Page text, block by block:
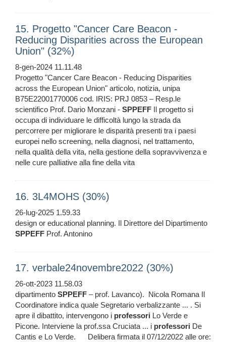
15. Progetto "Cancer Care Beacon -
Reducing Disparities across the European
Union" (32%)
8-gen-2024 11.11.48
Progetto "Cancer Care Beacon - Reducing Disparities
across the European Union" articolo, notizia, unipa
B75E22001770006 cod. IRIS: PRJ 0853 – Resp.le
scientifico Prof. Dario Monzani - SPPEFF Il progetto si
occupa di individuare le difficoltà lungo la strada da
percorrere per migliorare le disparità presenti tra i paesi
europei nello screening, nella diagnosi, nel trattamento,
nella qualità della vita, nella gestione della sopravvivenza e
nelle cure palliative alla fine della vita
16. 3L4MOHS (30%)
26-lug-2025 1.59.33
design or educational planning. Il Direttore del Dipartimento
SPPEFF Prof. Antonino
17. verbale24novembre2022 (30%)
26-ott-2023 11.58.03
dipartimento SPPEFF – prof. Lavanco). Nicola Romana Il
Coordinatore indica quale Segretario verbalizzante ... . Si
apre il dibattito, intervengono i professori Lo Verde e
Picone. Interviene la prof.ssa Cruciata ... i professori De
Cantis e Lo Verde. Delibera firmata il 07/12/2022 alle ore: